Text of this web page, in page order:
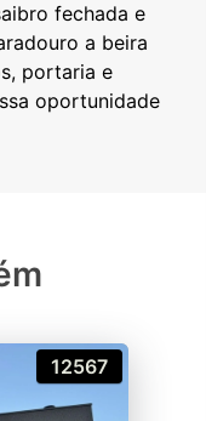
fechada e
a beira
portaria e
oportunidade
12567